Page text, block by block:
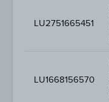
LU2751665451
LU1668156570